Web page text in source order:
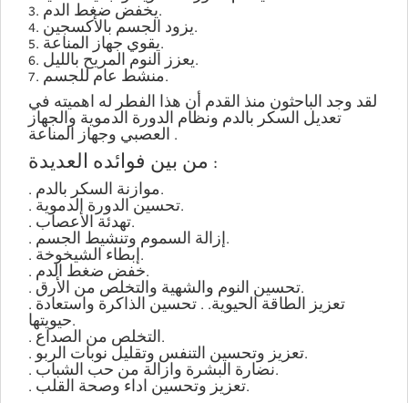
3. يخفض ضغط الدم.
4. يزود الجسم بالأكسجين.
5. يقوي جهاز المناعة.
6. يعزز النوم المريح بالليل.
7. منشط عام للجسم.
لقد وجد الباحثون منذ القدم أن هذا الفطر له اهميته في
تعديل السكر بالدم ونظام الدورة الدموية والجهاز
العصبي وجهاز المناعة .
من بين فوائده العديدة :
. موازنة السكر بالدم.
. تحسين الدورة الدموية.
. تهدئة الأعصاب.
. إزالة السموم وتنشيط الجسم.
. إبطاء الشيخوخة.
. خفض ضغط الدم.
. تحسين النوم والشهية والتخلص من الأرق.
. تعزيز الطاقة الحيوية. . تحسين الذاكرة واستعادة
حيويتها.
. التخلص من الصداع.
. تعزيز وتحسين التنفس وتقليل نوبات الربو.
. نضارة البشرة وازالة من حب الشباب.
. تعزيز وتحسين اداء وصحة القلب.